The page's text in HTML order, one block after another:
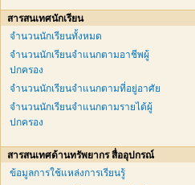
สารสนเทศนักเรียน
จำนวนนักเรียนทั้งหมด
จำนวนนักเรียนจำแนกตามอาชีพผู้
ปกครอง
จำนวนนักเรียนจำแนกตามที่อยู่อาศัย
จำนวนนักเรียนจำแนกตามรายได้ผู้
ปกครอง
สารสนเทศด้านทรัพยากร สื่ออุปกรณ์
ข้อมูลการใช้แหล่งการเรียนรู้